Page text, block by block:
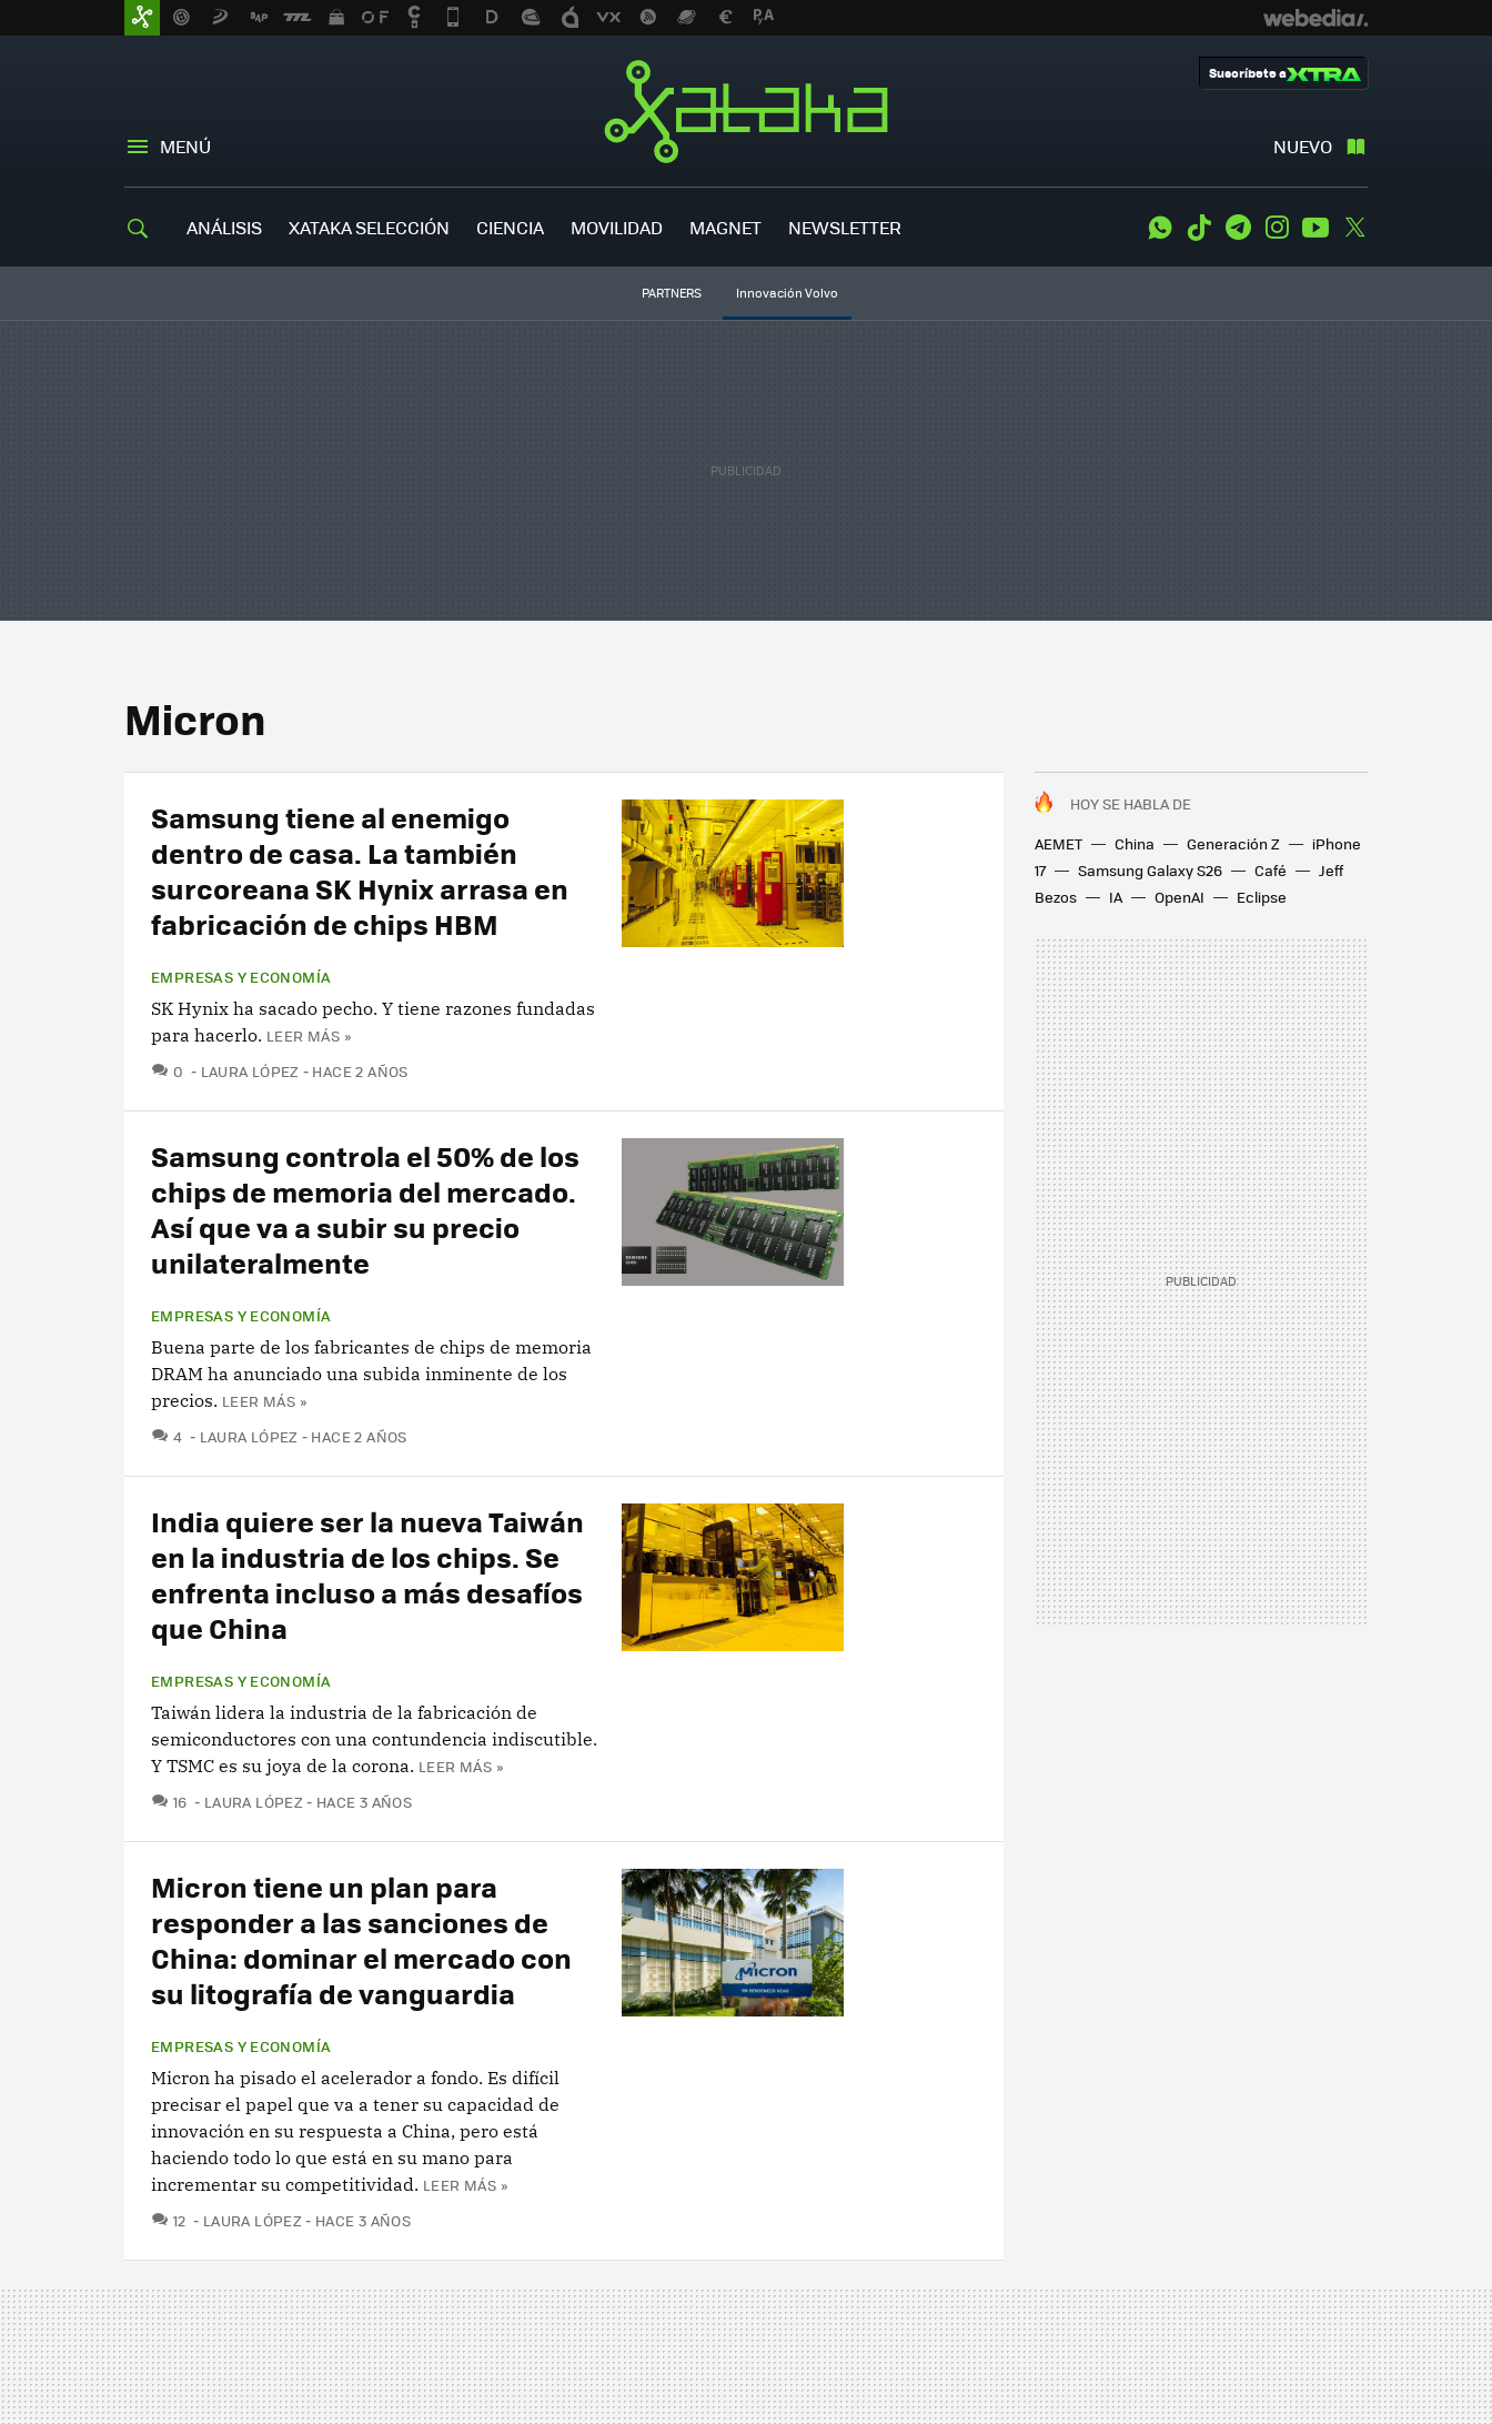
MENÚ NUEVO
Suscríbete a
ANÁLISIS XATAKA SELECCIÓN CIENCIA MOVILIDAD MAGNET NEWSLETTER WhatsApp
Tiktok TelegramInstagramYoutube
PARTNERS Innovación Volvo
Micron
HOY SE HABLA DE
AEMET
China Generación Z
iPhone
17
Samsung Galaxy S26 Café
Jeff
Bezos
IA OpenAI Eclipse
Samsung tiene al enemigo
dentro de casa. La también
surcoreana SK Hynix arrasa en
fabricación de chips HBM
EMPRESAS Y ECONOMÍA
SK Hynix ha sacado pecho. Y tiene razones fundadas
para hacerlo. LEER MÁS »
0 COMENTARIOS
LAURA LÓPEZ HACE 2 AÑOS
Samsung controla el 50% de los
chips de memoria del mercado.
Así que va a subir su precio
unilateralmente
EMPRESAS Y ECONOMÍA
Buena parte de los fabricantes de chips de memoria
DRAM ha anunciado una subida inminente de los
precios. LEER MÁS »
4 COMENTARIOS
LAURA LÓPEZ HACE 2 AÑOS
India quiere ser la nueva Taiwán
en la industria de los chips. Se
enfrenta incluso a más desafíos
que China
EMPRESAS Y ECONOMÍA
Taiwán lidera la industria de la fabricación de
semiconductores con una contundencia indiscutible.
Y TSMC es su joya de la corona. LEER MÁS »
16 COMENTARIOS
LAURA LÓPEZ HACE 3 AÑOS
Micron tiene un plan para
responder a las sanciones de
China: dominar el mercado con
su litografía de vanguardia
EMPRESAS Y ECONOMÍA
Micron ha pisado el acelerador a fondo. Es difícil
precisar el papel que va a tener su capacidad de
innovación en su respuesta a China, pero está
haciendo todo lo que está en su mano para
incrementar su competitividad. LEER MÁS »
12 COMENTARIOS
LAURA LÓPEZ HACE 3 AÑOS